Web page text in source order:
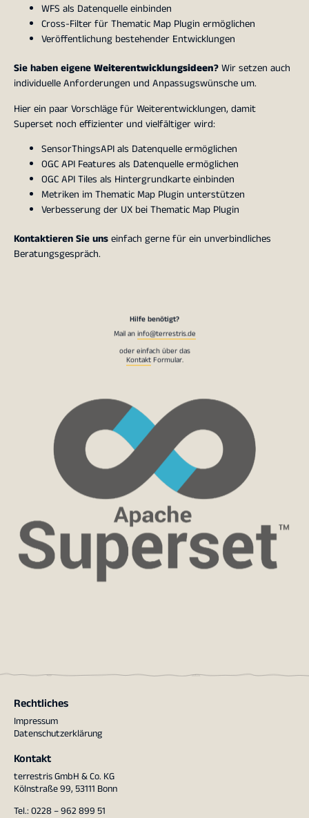
WFS als Datenquelle einbinden
Cross-Filter für Thematic Map Plugin ermöglichen
Veröffentlichung bestehender Entwicklungen
Sie haben eigeneWeiterentwicklungsideen?Wir setzen auch
individuelle Anforderungen und Anpassugswünsche um.
Hier ein paar Vorschläge für Weiterentwicklungen, damit
Superset noch effizienter und vielfältiger wird:
SensorThingsAPI als Datenquelle ermöglichen
OGC API Features als Datenquelle ermöglichen
OGC API Tiles als Hintergrundkarte einbinden
Metriken im Thematic Map Plugin unterstützen
Verbesserung der UX bei Thematic Map Plugin
Kontaktieren Sie unseinfach gerne für ein unverbindliches
Beratungsgespräch.
oder einfach über das
KontaktFormular.
Rechtliches
Impressum
Datenschutzerklärung
Kontakt
terrestris GmbH & Co. KG
Kölnstraße 99, 53111 Bonn
Tel.: 0228 – 962 899 51